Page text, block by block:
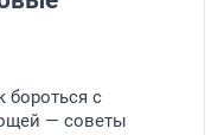
бороться с
— советы